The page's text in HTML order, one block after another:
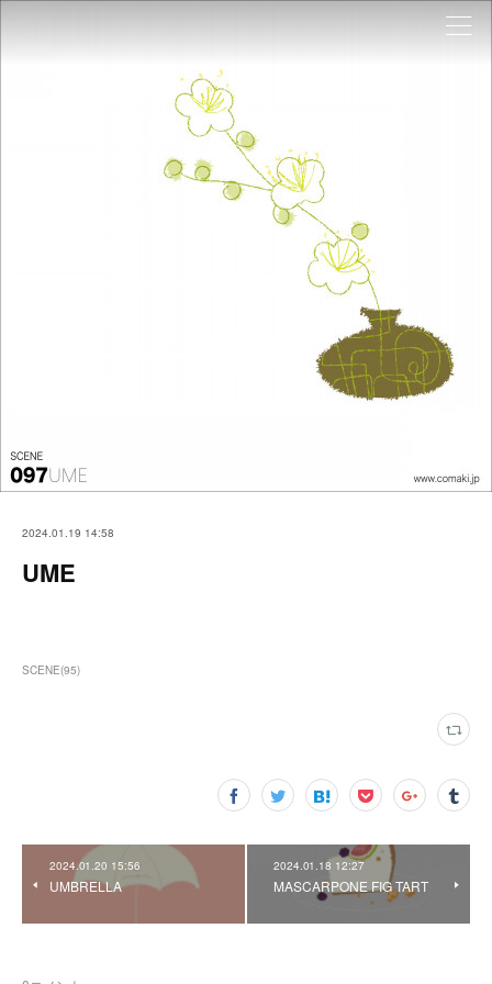
2024.01.19 14:58
UME
SCENE(95)
2024.01.20 15:56
UMBRELLA
2024.01.18 12:27
MASCARPONE FIG TART